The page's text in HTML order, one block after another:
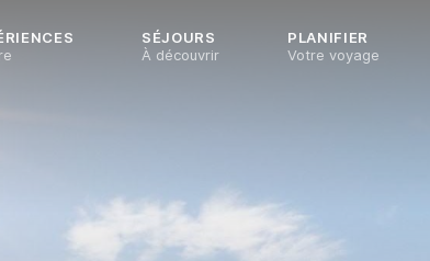
SÉJOURS
À découvrir
PLANIFIER
Votre voyage